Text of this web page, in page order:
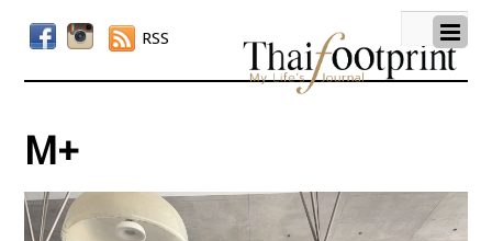
RSS
M+